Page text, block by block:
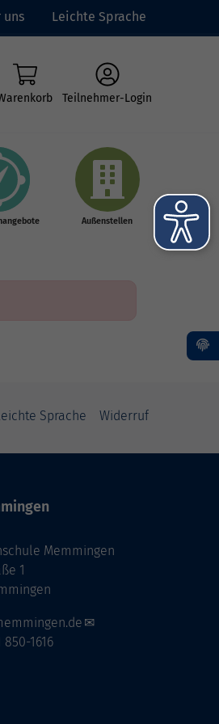
uns Leichte Sprache
Teilnehmer-Login
Außenstellen
Sprache Widerruf
Memmingen
1
850-1616